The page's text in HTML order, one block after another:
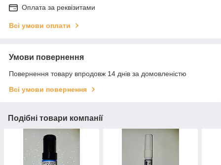
Оплата за реквізитами
Всі умови оплати
Умови повернення
Повернення товару впродовж 14 днів за домовленістю
Всі умови повернення
Подібні товари компанії